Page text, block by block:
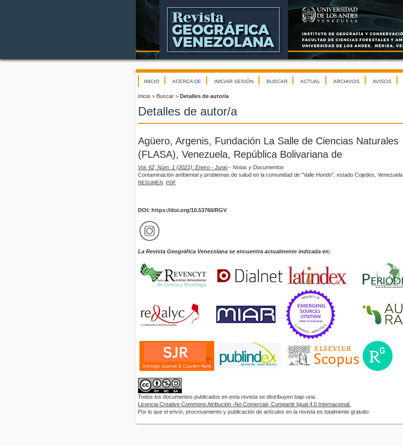
INICIO ACERCA DE INICIAR SESIÓN BUSCAR ACTUAL ARCHIVOS AVISOS
Inicio > Buscar > Detalles de autor/a
Detalles de autor/a
Agüero, Argenis, Fundación La Salle de Ciencias Naturales
(FLASA), Venezuela, República Bolivariana de
Vol. 62, Núm. 1 (2021): Enero - Junio - Notas y Documentos
Contaminación ambiental y problemas de salud en la comunidad de "Valle Hondo", estado Cojedes, Venezuela
RESUMEN PDF
DOI: https://doi.org/10.53766/RGV
La Revista Geográfica Venezolana se encuentra actualmente indizada en:
Todos los documentos publicados en esta revista se distribuyen bajo una
Licencia Creative Commons Atribución -No Comercial- Compartir Igual 4.0 Internacional.
Por lo que el envío, procesamiento y publicación de artículos en la revista es totalmente gratuito.